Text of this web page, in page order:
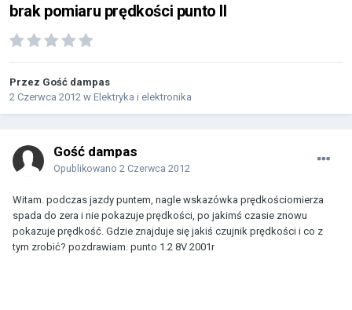
brak pomiaru prędkości punto II
Przez Gość dampas
2 Czerwca 2012 w Elektryka i elektronika
Gość dampas
Opublikowano 2 Czerwca 2012
Witam. podczas jazdy puntem, nagle wskazówka prędkościomierza
spada do zera i nie pokazuje prędkości, po jakimś czasie znowu
pokazuje prędkość. Gdzie znajduje się jakiś czujnik prędkości i co z
tym zrobić? pozdrawiam. punto 1.2 8V 2001r